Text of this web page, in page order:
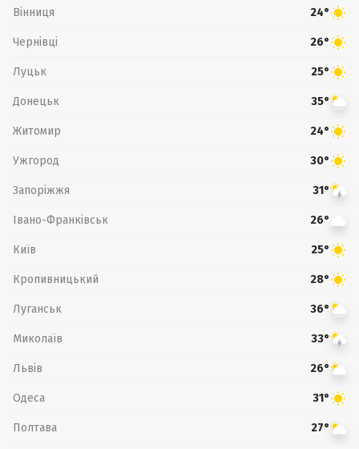
Вінниця 24°
Чернівці 26°
Луцьк 25°
Донецьк 35°
Житомир 24°
Ужгород 30°
Запоріжжя 31°
Івано-Франківськ 26°
Київ 25°
Кропивницький 28°
Луганськ 36°
Миколаїв 33°
Львів 26°
Одеса 31°
Полтава 27°